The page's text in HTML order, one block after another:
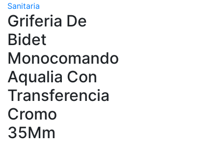
Sanitaria
Griferia De
Bidet
Monocomando
Aqualia Con
Transferencia
Cromo
35Mm